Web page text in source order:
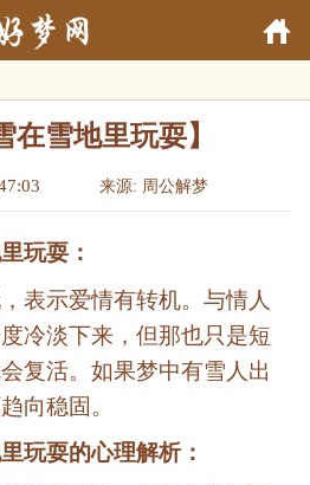
在雪地里玩耍】
来源: 周公解梦
玩耍：
表示爱情有转机。与情人
冷淡下来，但那也只是短
复活。如果梦中有雪人出
向稳固。
玩耍的心理解析：